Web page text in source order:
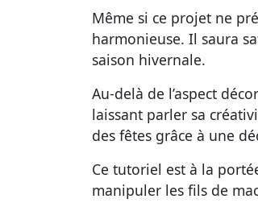
Même si ce projet ne
harmonieuse. Il saura
saison hivernale.
Au-delà de l’aspect
laissant parler sa
des fêtes grâce à une
Ce tutoriel est à la
manipuler les fils de